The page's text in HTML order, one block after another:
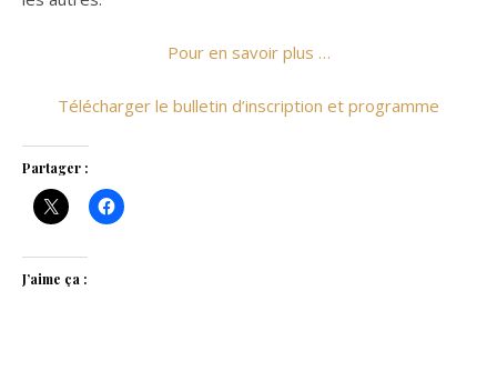
Pour en savoir plus …
Télécharger le bulletin d’inscription et programme
Partager :
J’aime ça :